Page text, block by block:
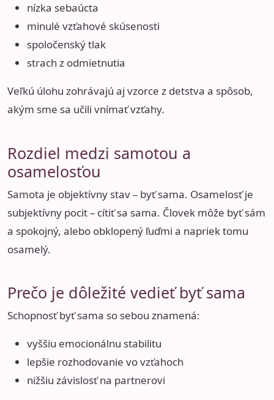
nízka sebaúcta
minulé vzťahové skúsenosti
spoločenský tlak
strach z odmietnutia
Veľkú úlohu zohrávajú aj vzorce z detstva a spôsob,
akým sme sa učili vnímať vzťahy.
Rozdiel medzi samotou a
osamelosťou
Samota je objektívny stav – byť sama. Osamelosť je
subjektívny pocit – cítiť sa sama. Človek môže byť sám
a spokojný, alebo obklopený ľuďmi a napriek tomu
osamelý.
Prečo je dôležité vedieť byť sama
Schopnosť byť sama so sebou znamená:
vyššiu emocionálnu stabilitu
lepšie rozhodovanie vo vzťahoch
nižšiu závislosť na partnerovi